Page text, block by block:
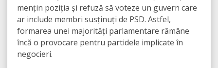
mențin poziția și refuză să voteze un guvern care
ar include membri susținuți de PSD. Astfel,
formarea unei majorități parlamentare rămâne
încă o provocare pentru partidele implicate în
negocieri.